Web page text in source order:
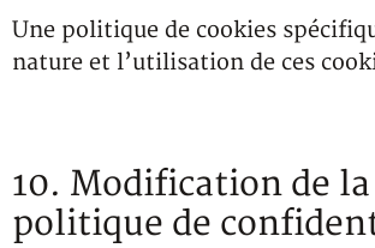
Une politique de cookies
nature et l’utilisation de ces
10. Modification de la
politique de